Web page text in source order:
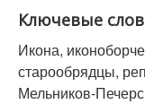
Ключевые
Икона,
старообрядцы,
Мельников-